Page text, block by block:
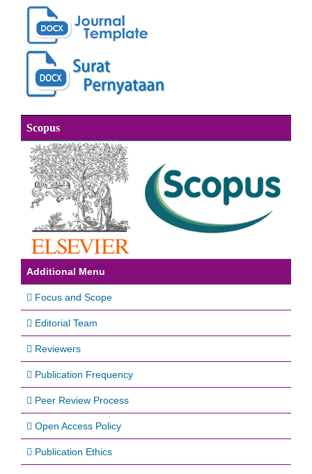
Scopus
Additional Menu
Focus and Scope
Editorial Team
Reviewers
Publication Frequency
Peer Review Process
Open Access Policy
Publication Ethics